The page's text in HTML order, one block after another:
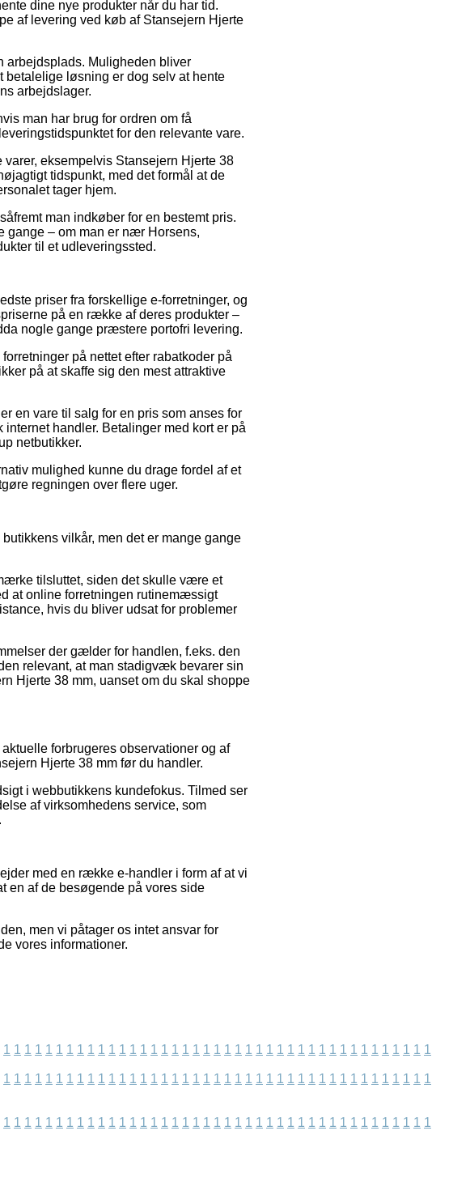
dine nye produkter når du har tid.
af levering ved køb af Stansejern Hjerte
arbejdsplads. Muligheden bliver
betalelige løsning er dog selv at hente
arbejdslager.
man har brug for ordren om få
for den relevante vare.
eksempelvis Stansejern Hjerte 38
tidspunkt, med det formål at de
tager hjem.
man indkøber for en bestemt pris.
gange – om man er nær Horsens,
til et udleveringssted.
priser fra forskellige e-forretninger, og
på en række af deres produkter –
nogle gange præstere portofri levering.
på nettet efter rabatkoder på
på at skaffe sig den mest attraktive
en vare til salg for en pris som anses for
handler. Betalinger med kort er på
netbutikker.
mulighed kunne du drage fordel af et
regningen over flere uger.
vilkår, men det er mange gange
tilsluttet, siden det skulle være et
at online forretningen rutinemæssigt
hvis du bliver udsat for problemer
der gælder for handlen, f.eks. den
relevant, at man stadigvæk bevarer sin
Hjerte 38 mm, uanset om du skal shoppe
forbrugeres observationer og af
Hjerte 38 mm før du handler.
i webbutikkens kundefokus. Tilmed ser
af virksomhedens service, som
med en række e-handler i form af at vi
en af de besøgende på vores side
men vi påtager os intet ansvar for
vores informationer.
1 1 1 1 1 1 1 1 1 1 1 1 1 1 1 1 1 1 1 1 1 1 1 1 1 1 1 1 1 1 1 1 1 1 1 1 1 1 1 1 1
1 1 1 1 1 1 1 1 1 1 1 1 1 1 1 1 1 1 1 1 1 1 1 1 1 1 1 1 1 1 1 1 1 1 1 1 1 1 1 1 1
1 1 1 1 1 1 1 1 1 1 1 1 1 1 1 1 1 1 1 1 1 1 1 1 1 1 1 1 1 1 1 1 1 1 1 1 1 1 1 1 1